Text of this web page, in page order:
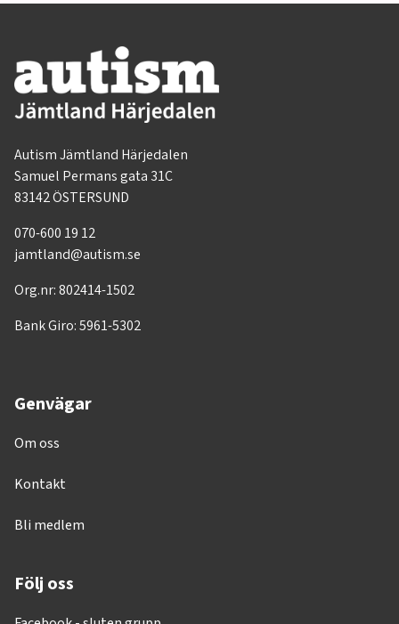
Autism Jämtland Härjedalen
Samuel Permans gata 31C
83142 ÖSTERSUND
070-600 19 12
jamtland@autism.se
Org.nr: 802414-1502
Bank Giro: 5961-5302
Genvägar
Om oss
Kontakt
Bli medlem
Följ oss